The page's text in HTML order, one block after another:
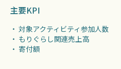
主要KPI
・ 対象アクティビティ参加人数
・ もりぐらし関連売上高
・ 寄付額